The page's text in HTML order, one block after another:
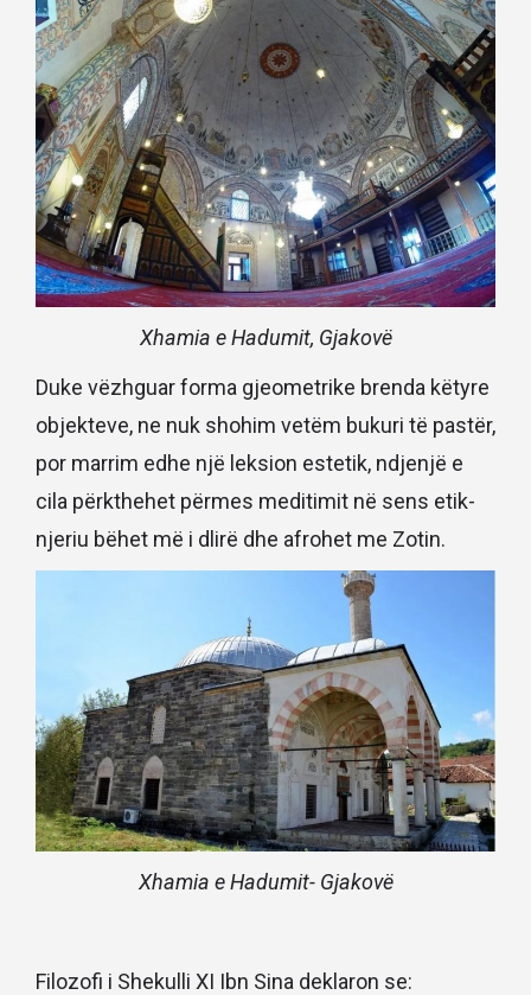
Xhamia e Hadumit, Gjakovë
Duke vëzhguar forma gjeometrike brenda këtyre
objekteve, ne nuk shohim vetëm bukuri të pastër,
por marrim edhe një leksion estetik, ndjenjë e
cila përkthehet përmes meditimit në sens etik-
njeriu bëhet më i dlirë dhe afrohet me Zotin.
Xhamia e Hadumit- Gjakovë
Filozofi i Shekulli XI Ibn Sina deklaron se: